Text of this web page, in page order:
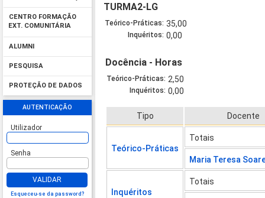
CENTRO FORMAÇÃO
EXT. COMUNITÁRIA
ALUMNI
PESQUISA
PROTEÇÃO DE DADOS
AUTENTICAÇÃO
Utilizador
Senha
VALIDAR
Esqueceu-se da password?
TURMA2-LG
Teórico-Práticas: 35,00
Inquéritos: 0,00
Docência - Horas
Teórico-Práticas: 2,50
Inquéritos: 0,00
Tipo Docente
Teórico-Práticas
Totais
Maria Teresa
Inquéritos
Totais